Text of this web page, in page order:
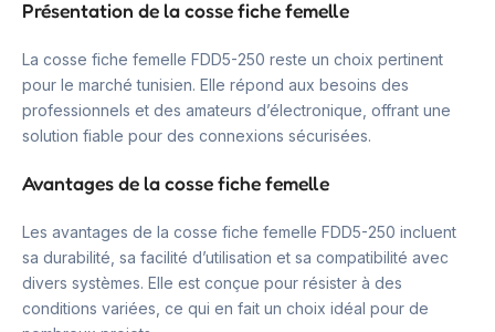
Présentation de la cosse fiche femelle
La cosse fiche femelle FDD5-250 reste un choix pertinent
pour le marché tunisien. Elle répond aux besoins des
professionnels et des amateurs d’électronique, offrant une
solution fiable pour des connexions sécurisées.
Avantages de la cosse fiche femelle
Les avantages de la cosse fiche femelle FDD5-250 incluent
sa durabilité, sa facilité d’utilisation et sa compatibilité avec
divers systèmes. Elle est conçue pour résister à des
conditions variées, ce qui en fait un choix idéal pour de